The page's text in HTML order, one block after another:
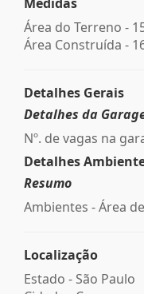
Área do Terreno -
Área Construída -
Detalhes Gerais
Detalhes da
Nº. de vagas na
Detalhes
Resumo
Ambientes - Área
Localização
Estado - São Paulo